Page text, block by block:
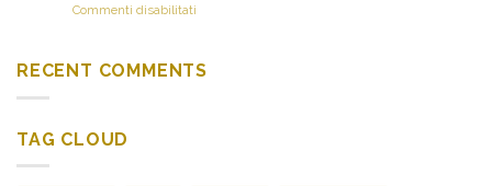
that
offering
Commenti disabilitati
new
RECENT COMMENTS
TAG CLOUD